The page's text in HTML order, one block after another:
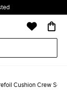
Cushion Crew